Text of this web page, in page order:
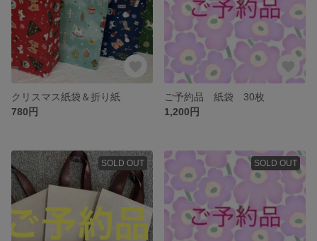
クリスマス紙袋＆折り紙
780円
ご予約品 紙袋 30枚
1,200円
SOLD OUT SOLD OUT